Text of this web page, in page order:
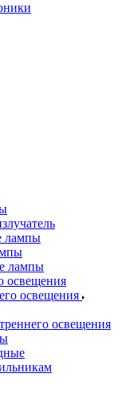
лампы
лампы
освещения
освещения
освещения